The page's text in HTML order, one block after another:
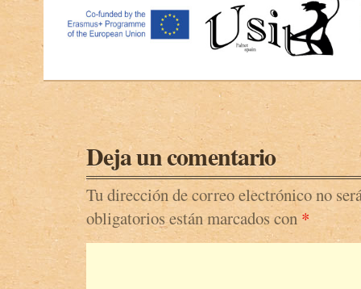
Deja un comentario
Tu dirección de correo electrónico no
obligatorios están marcados con *